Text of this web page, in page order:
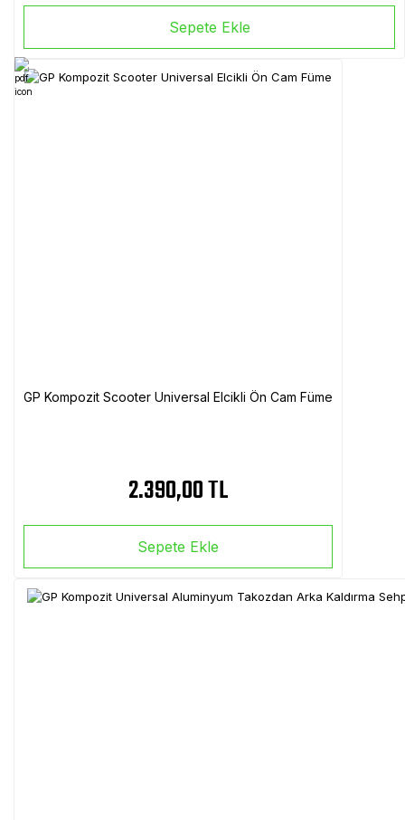
Sepete Ekle
GP Kompozit Scooter Universal Elcikli Ön Cam Füme
2.390,00 TL
Sepete Ekle